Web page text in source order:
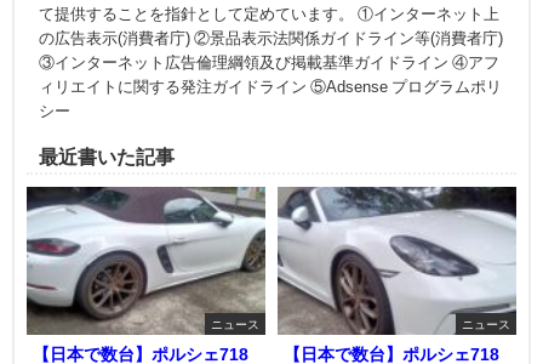
て提供することを指針として定めています。 ①インターネット上
の広告表示(消費者庁) ②景品表示法関係ガイドライン等(消費者庁)
③インターネット広告倫理綱領及び掲載基準ガイドライン ④アフ
ィリエイトに関する発注ガイドライン ⑤Adsense プログラムポリ
シー
最近書いた記事
ニュース
【日本で数台】ポルシェ718
ニュース
【日本で数台】ポルシェ718